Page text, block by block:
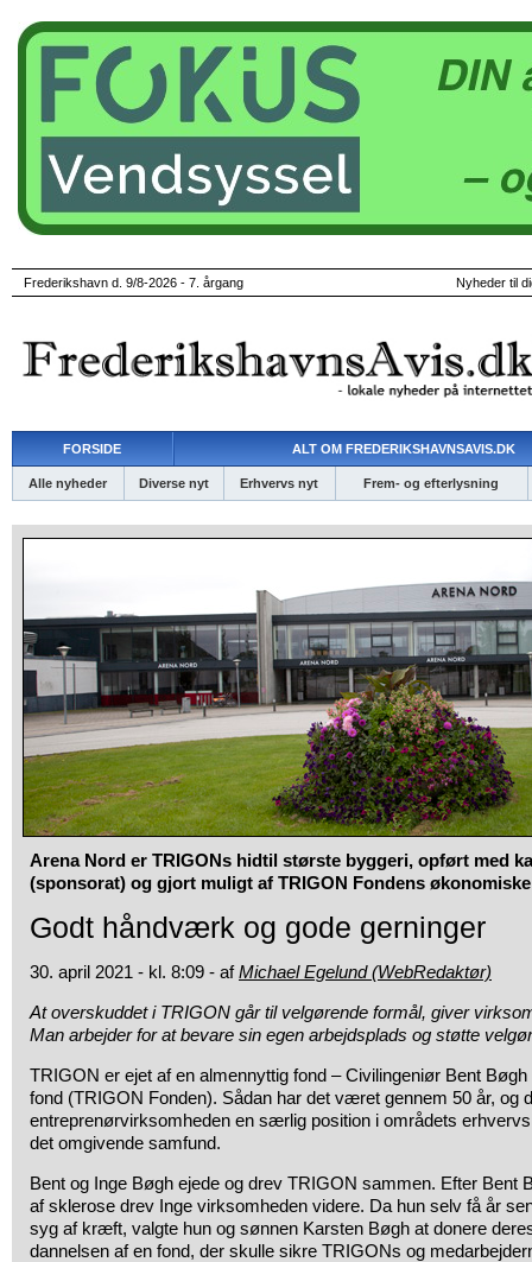
Frederikshavn d. 9/8-2026 - 7. årgang Nyheder til
FORSIDE ALT OM FREDERIKSHAVNSAVIS.DK
Alle nyheder Diverse nyt Erhvervs nyt Frem- og efterlysning
Arena Nord er TRIGONs hidtil største byggeri, opført med
(sponsorat) og gjort muligt af TRIGON Fondens
Godt håndværk og gode gerninger
30. april 2021 - kl. 8:09 - afMichael Egelund (WebRedaktør)
At overskuddet i TRIGON går til velgørende formål, giver
Man arbejder for at bevare sin egen arbejdsplads og støtte
TRIGON er ejet af en almennyttig fond – Civilingeniør Bent
fond (TRIGON Fonden). Sådan har det været gennem 50 år, og
entreprenørvirksomheden en særlig position i områdets
det omgivende samfund.
Bent og Inge Bøgh ejede og drev TRIGON sammen. Efter Bent
af sklerose drev Inge virksomheden videre. Da hun selv få år
syg af kræft, valgte hun og sønnen Karsten Bøgh at donere
dannelsen af en fond, der skulle sikre TRIGONs og